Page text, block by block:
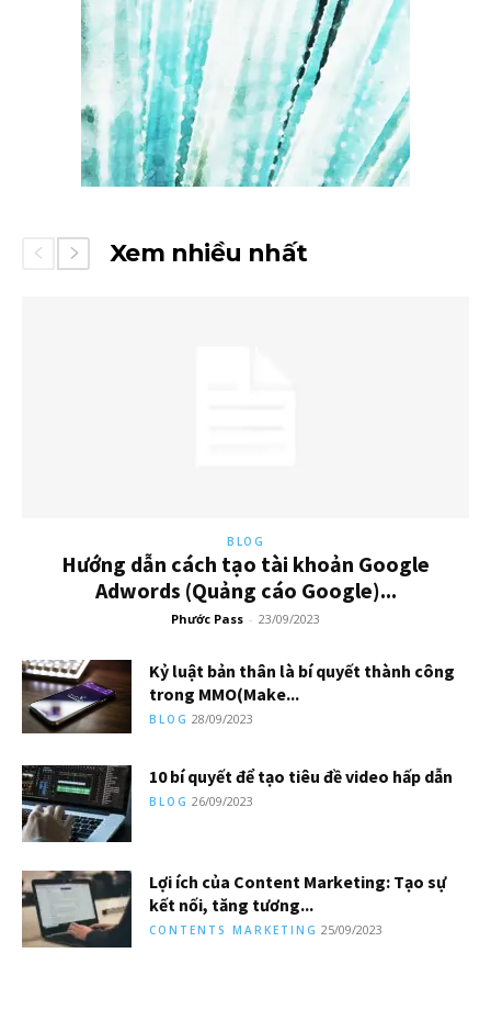
Xem nhiều nhất
BLOG
Hướng dẫn cách tạo tài khoản Google
Adwords (Quảng cáo Google)...
Phước Pass - 23/09/2023
Kỷ luật bản thân là bí quyết thành công
trong MMO(Make...
BLOG 28/09/2023
10 bí quyết để tạo tiêu đề video hấp dẫn
BLOG 26/09/2023
Lợi ích của Content Marketing: Tạo sự
kết nối, tăng tương...
CONTENTS MARKETING 25/09/2023